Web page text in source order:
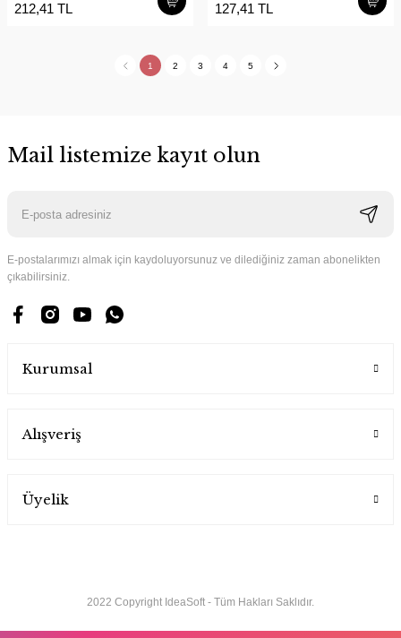
212,41 TL 127,41 TL
1 2 3 4 5
Mail listemize kayıt olun
E-postalarımızı almak için kaydoluyorsunuz ve dilediğiniz zaman abonelikten
çıkabilirsiniz.
Kurumsal
Alışveriş
Üyelik
2022 Copyright IdeaSoft - Tüm Hakları Saklıdır.